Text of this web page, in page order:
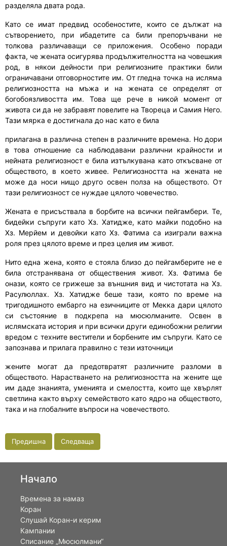
разделяла двата рода.
Като се имат предвид особеностите, които се дължат на
сътворението, при ибадетите са били препоръчвани не
толкова различаващи се приложения. Особено поради
факта, че жената осигурява продължителността на човешкия
род, в някои дейности при религиозните практики били
ограничавани отговорностите им. От гледна точка на исляма
религиозността на мъжа и на жената се определят от
богобоязливостта им. Това ще рече в никой момент от
живота си да не забравят повелите на Твореца и Самия Него.
Тази мярка е достигнала до нас като е била
прилагана в различна степен в различните времена. Но дори
в това отношение са наблюдавани различни крайности и
нейната религиозност е била изтълкувана като откъсване от
обществото, в което живее. Религиозността на жената не
може да носи нищо друго освен полза на обществото. От
тази религиозност се нуждае цялото човечество.
Жената е присъствала в борбите на всички пейгамбери. Те,
бидейки съпруги като Хз. Хатидже, като майки подобно на
Хз. Мерйем и девойки като Хз. Фатима са изиграли важна
роля през цялото време и през целия им живот.
Нито една жена, която е стояла близо до пейгамберите не е
била отстранявана от обществения живот. Хз. Фатима бе
онази, която се грижеше за външния вид и чистотата на Хз.
Расулюллах. Хз. Хатидже беше тази, която по време на
тригодишното ембарго на езичниците от Мекка дари цялото
си състояние в подкрепа на мюсюлманите. Освен в
ислямската история и при всички други единобожни религии
вредом с техните вестители и борбените им съпруги. Като се
запознава и прилага правилно с тези източници
жените могат да предотвратят различните разломи в
обществото. Нарастването на религиозността на жените ще
им даде знанията, уменията и смелостта, които ще хвърлят
светлина както върху семейството като ядро на обществото,
така и на глобалните въпроси на човечеството.
Предишна Следваща
Начало
Времена за намаз
Коран
Слушай Коран-и керим
Кампании
Списание „Мюсюлмани“